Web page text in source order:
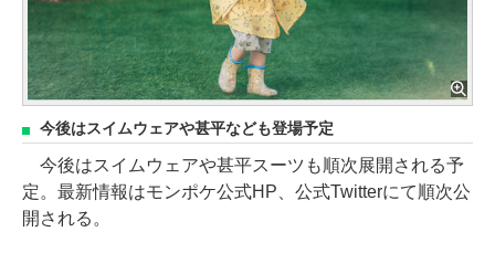
今後はスイムウェアや甚平なども登場予定
今後はスイムウェアや甚平スーツも順次展開される予
定。最新情報はモンポケ公式HP、公式Twitterにて順次公
開される。